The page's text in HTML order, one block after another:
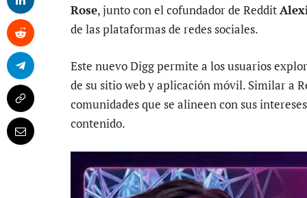
Rose, junto con el cofundador de Reddit
de las plataformas de redes sociales.
Este nuevo Digg permite a los usuarios
de su sitio web y aplicación móvil. Similar a
comunidades que se alineen con sus
contenido.